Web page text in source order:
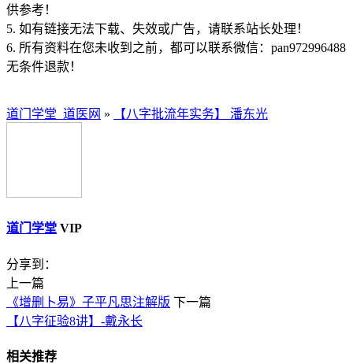
供参考！
5. 如有链接无法下载、失效或广告，请联系站长处理！
6. 所有资料在您未收到之前，都可以联系微信：pan972996488
无条件退款！
道门学堂_道医网 » 【八字批流年实务】 潘东光
道门学堂 VIP
分享到：
上一篇
《增删卜易》子平凡思注解版 下一篇
【八字征验8讲】-戴永长
相关推荐